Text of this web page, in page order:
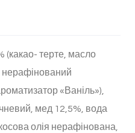
(какао- терте, масло
нерафінований
«Ваніль»),
мед 12,5%, вода
олія нерафінована,